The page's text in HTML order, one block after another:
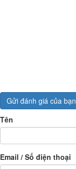
Gửi đánh giá của bạn
Tên
Email / Số điện thoại